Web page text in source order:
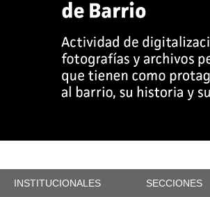
INSTITUCIONALES SECCIONES